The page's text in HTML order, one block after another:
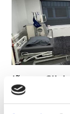
Pacientes
Pacientes
Pacientes
Jõgeva Clinic
Jõgeva, Estónia